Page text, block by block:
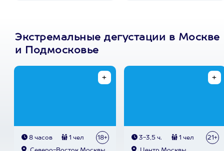
Экстремальные дегустации в Москве
и Подмосковье
8 часов 1 чел 18+ 3-3,5 ч. 1 чел 21+